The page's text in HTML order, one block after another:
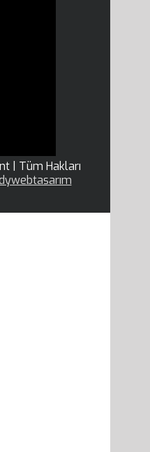
| Tüm Hakları